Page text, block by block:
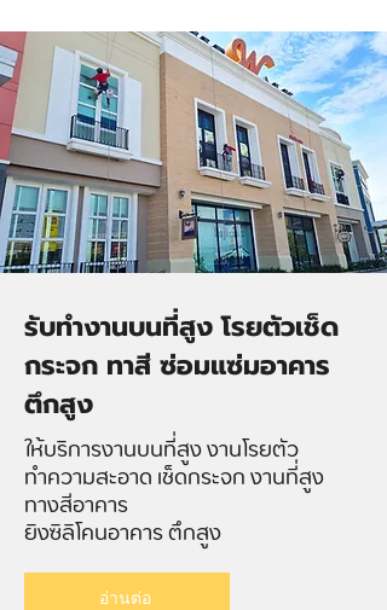
รับทำงานบนที่สูง โรยตัวเช็ด
กระจก ทาสี ซ่อมแซ่มอาคาร
ตึกสูง
ให้บริการงานบนที่สูง งานโรยตัว
ทำความสะอาด เช็ดกระจก งานที่สูง
ทางสีอาคาร
ยิงซิลิโคนอาคาร ตึกสูง
อ่านต่อ